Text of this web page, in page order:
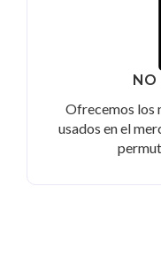
NO
Ofrecemos los
usados en el